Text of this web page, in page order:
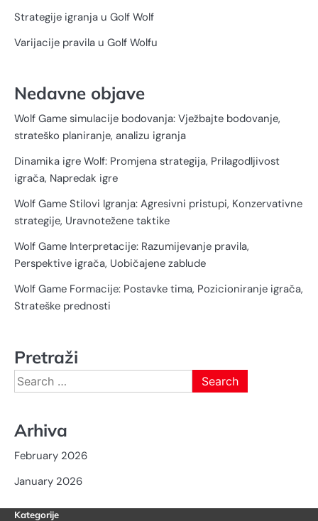
Strategije igranja u Golf Wolf
Varijacije pravila u Golf Wolfu
Nedavne objave
Wolf Game simulacije bodovanja: Vježbajte bodovanje,
strateško planiranje, analizu igranja
Dinamika igre Wolf: Promjena strategija, Prilagodljivost
igrača, Napredak igre
Wolf Game Stilovi Igranja: Agresivni pristupi, Konzervativne
strategije, Uravnotežene taktike
Wolf Game Interpretacije: Razumijevanje pravila,
Perspektive igrača, Uobičajene zablude
Wolf Game Formacije: Postavke tima, Pozicioniranje igrača,
Strateške prednosti
Pretraži
Search
for:
Arhiva
February 2026
January 2026
Kategorije